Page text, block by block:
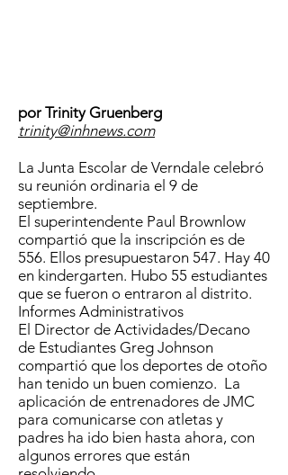
por Trinity Gruenberg
trinity@inhnews.com
La Junta Escolar de Verndale celebró
su reunión ordinaria el 9 de
septiembre.
El superintendente Paul Brownlow
compartió que la inscripción es de
556. Ellos presupuestaron 547. Hay 40
en kindergarten. Hubo 55 estudiantes
que se fueron o entraron al distrito.
Informes Administrativos
El Director de Actividades/Decano
de Estudiantes Greg Johnson
compartió que los deportes de otoño
han tenido un buen comienzo. La
aplicación de entrenadores de JMC
para comunicarse con atletas y
padres ha ido bien hasta ahora, con
algunos errores que están